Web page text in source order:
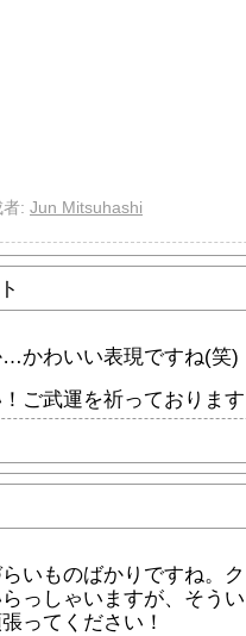
: Jun Mitsuhashi
かわいい表現ですね(笑)
ご武運を祈っておりま
いものばかりですね。
っしゃいますが、そう
ってください！